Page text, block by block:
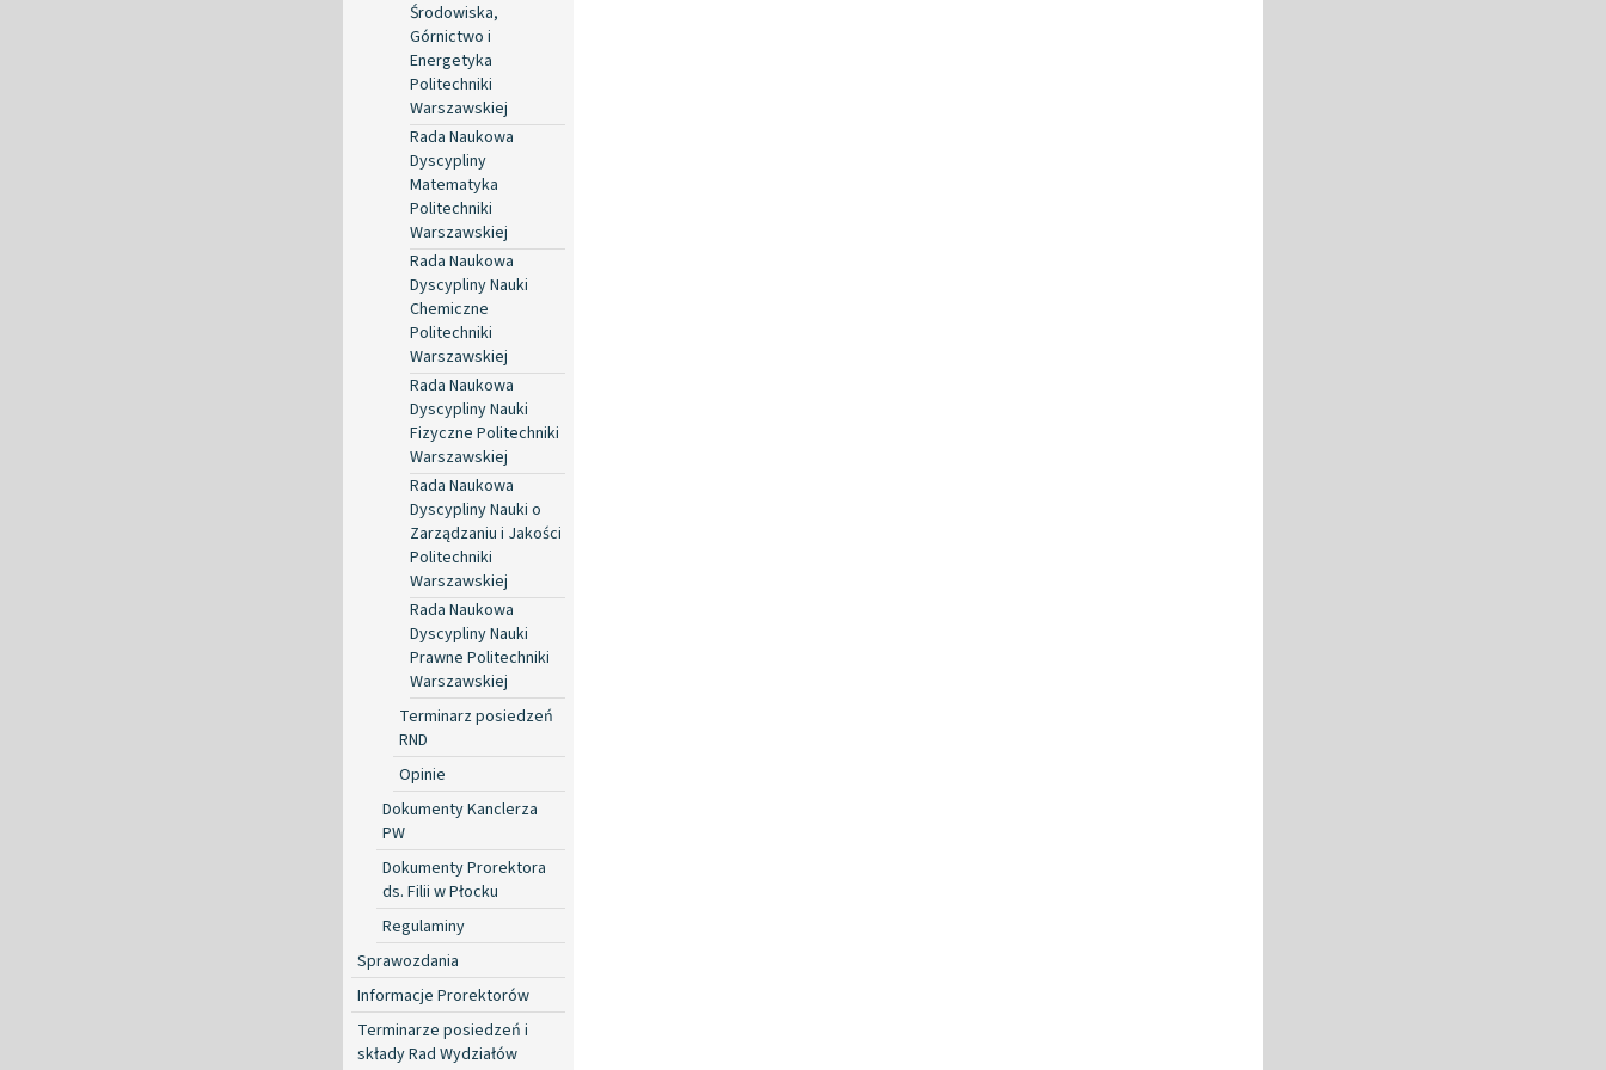
Środowiska,
Górnictwo i
Energetyka
Politechniki
Warszawskiej
Rada Naukowa
Dyscypliny
Matematyka
Politechniki
Warszawskiej
Rada Naukowa
Dyscypliny Nauki
Chemiczne
Politechniki
Warszawskiej
Rada Naukowa
Dyscypliny Nauki
Fizyczne Politechniki
Warszawskiej
Rada Naukowa
Dyscypliny Nauki o
Zarządzaniu i Jakości
Politechniki
Warszawskiej
Rada Naukowa
Dyscypliny Nauki
Prawne Politechniki
Warszawskiej
Terminarz posiedzeń
RND
Opinie
Dokumenty Kanclerza
PW
Dokumenty Prorektora
ds. Filii w Płocku
Regulaminy
Sprawozdania
Informacje Prorektorów
Terminarze posiedzeń i
składy Rad Wydziałów